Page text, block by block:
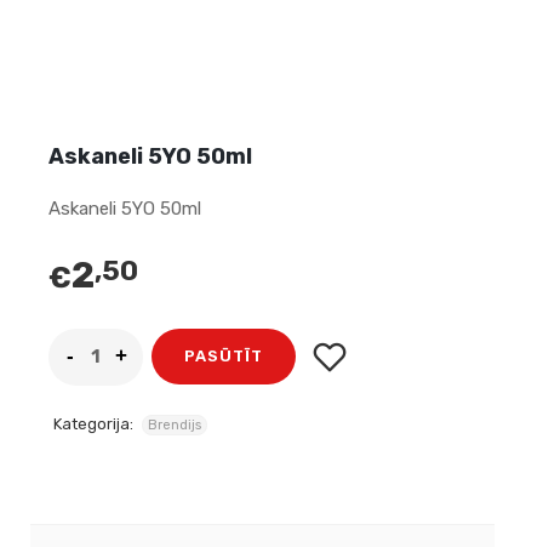
Askaneli 5YO 50ml
Askaneli 5YO 50ml
€2,50
PASŪTĪT
Kategorija: Brendijs